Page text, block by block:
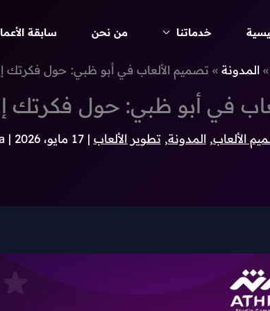
خدماتنا من نحن سابقة
المدونة تصميم الألعاب في أبو ظبي: حول فكرتك
في أبو ظبي: حول فكرتك
الألعاب,المدونة,تطوير الألعاب |17 مايو، 2026 | By